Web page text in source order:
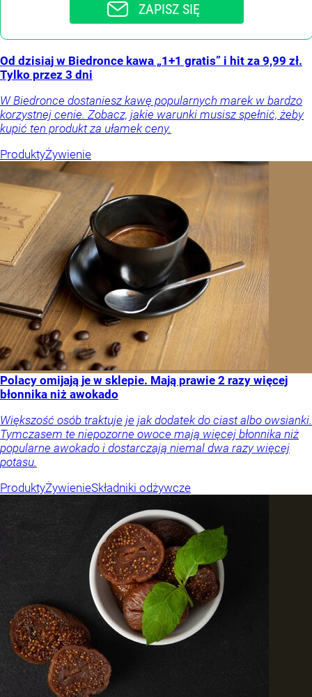
ZAPISZ SIĘ
Od dzisiaj w Biedronce kawa „1+1 gratis” i hit za 9,99 zł.
Tylko przez 3 dni
W Biedronce dostaniesz kawę popularnych marek w bardzo
korzystnej cenie. Zobacz, jakie warunki musisz spełnić, żeby
kupić ten produkt za ułamek ceny.
ProduktyŻywienie
Polacy omijają je w sklepie. Mają prawie 2 razy więcej
błonnika niż awokado
Większość osób traktuje je jak dodatek do ciast albo owsianki.
Tymczasem te niepozorne owoce mają więcej błonnika niż
popularne awokado i dostarczają niemal dwa razy więcej
potasu.
ProduktyŻywienieSkładniki odżywcze